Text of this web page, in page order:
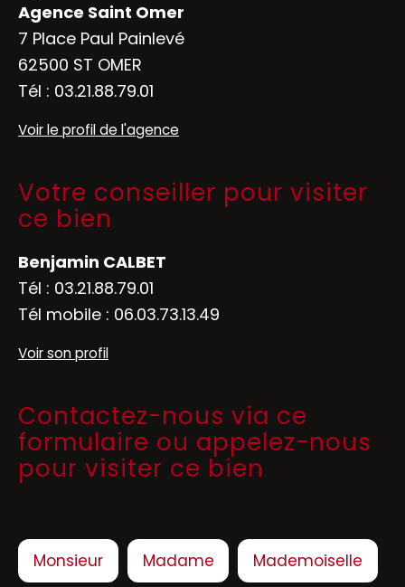
Agence Saint Omer
7 Place Paul Painlevé
62500 ST OMER
Tél : 03.21.88.79.01
Voir le profil de l'agence
Votre conseiller pour visiter
ce bien
Benjamin CALBET
Tél : 03.21.88.79.01
Tél mobile : 06.03.73.13.49
Voir son profil
Contactez-nous via ce
formulaire ou appelez-nous
pour visiter ce bien
Civilité :
Monsieur Madame Mademoiselle